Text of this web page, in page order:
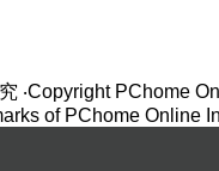
‧Copyright PChome
of PChome Online